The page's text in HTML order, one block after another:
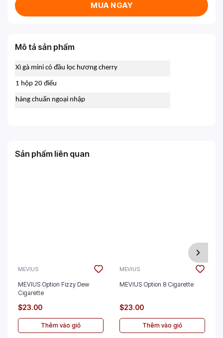
MUA NGAY
Mô tả sản phẩm
Xì gà mini có đầu lọc hương cherry
1 hộp 20 điếu
hàng chuẩn ngoại nhập
Sản phẩm liên quan
MEVIUS
MEVIUS Option Fizzy Dew
Cigarette
$23.00
Thêm vào giỏ
MEVIUS
MEVIUS Option 8 Cigarette
$23.00
Thêm vào giỏ